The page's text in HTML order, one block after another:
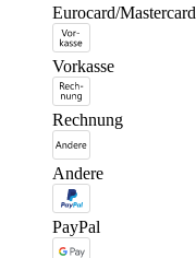
Eurocard/Mastercard
Vorkasse
Rechnung
Andere
PayPal